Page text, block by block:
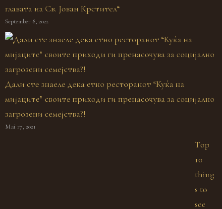
главата на Св. Јован Крстител“
September 8, 2022
Дали сте знаеле дека етно ресторанот “Куќа на
мијаците” своите приходи ги пренасочува за социјално
загрозени семејства?!
Mai 17, 2021
Top
10
thing
s to
see